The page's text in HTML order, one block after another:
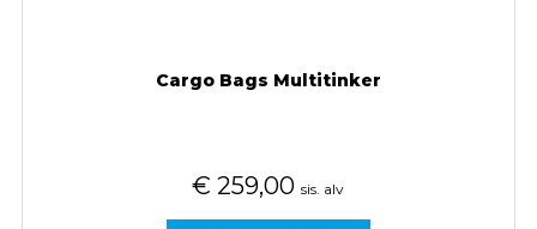
Cargo Bags Multitinker
€ 259,00 sis. alv